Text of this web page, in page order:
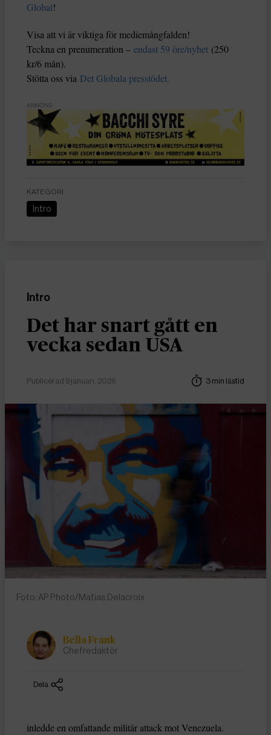
Global!
Visa att vi är viktiga för mediemångfalden!
Teckna en prenumeration – endast 59 öre/nyhet (250
kr/6 mån).
Stötta oss via Det Globala presstödet.
ANNONS
KATEGORI
Intro
Intro
Det har snart gått en
vecka sedan USA
Publicerad 9 januari, 2026 3 min lästid
Foto: AP Photo/Matias Delacroix
Bella Frank
Chefredaktör
Dela
inledde en omfattande militär attack mot Venezuela.